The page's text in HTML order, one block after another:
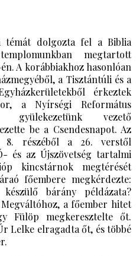
témát dolgozta fel a Biblia
megtartott
A korábbiakhoz hasonlóan
a Tisztántúli és a
érkeztek
a Nyírségi Református
gyülekezetünk vezető
be a Csendesnapot. Az
8. részéből a 26. verstől
és az Újszövetség tartalmi
kincstárnok megtérését
főembere megkérdezte:
bárány példázata?
a főember hitet
Fülöp megkeresztelte őt.
Lelke elragadta őt, és többé